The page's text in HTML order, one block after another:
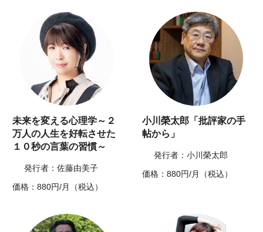
未来を変える心理学～２
万人の人生を好転させた
１０秒の言葉の習慣～
発行者：佐藤由美子
価格：880円/月（税込）
小川榮太郎「批評家の手
帖から」
発行者：小川榮太郎
価格：880円/月（税込）